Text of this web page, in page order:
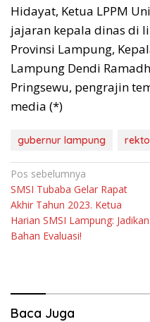
Hidayat, Ketua LPPM
jajaran kepala dinas di
Provinsi Lampung,
Lampung Dendi
Pringsewu, pengrajin
media (*)
gubernur lampung
Navigasi
pos
Pos sebelumnya
SMSI Tubaba Gelar Rapat
Akhir Tahun 2023. Ketua
Harian SMSI Lampung: Jadikan
Bahan Evaluasi!
Baca Juga